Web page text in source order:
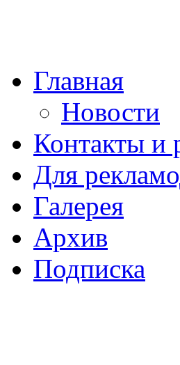
Главная
Новости
Контакты и
Для
Галерея
Архив
Подписка